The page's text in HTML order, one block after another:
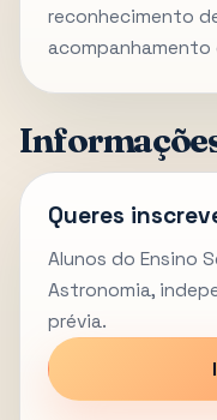
reconhecimento
Queres
Alunos do Ensino
Astronomia,
prévia.